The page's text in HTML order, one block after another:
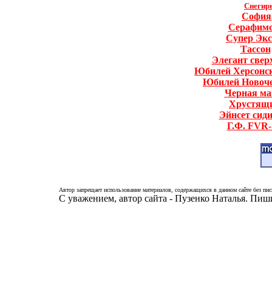
София
Супер
Тассон
Элегант
Юбилей
Юбилей
Черная
Эйнсет
Г.Ф. FVR-
Автор запрещает использование материалов, содержащихся в данном сайте без
С уважением, автор сайта - Пузенко Наталья.